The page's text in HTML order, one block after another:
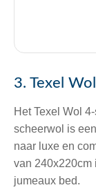
3. Texel
Het Texel Wol
scheerwol is
naar luxe en
van 240x220cm
jumeaux bed.